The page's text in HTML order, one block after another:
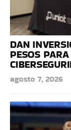
DAN
PESOS
agosto 7, 2026